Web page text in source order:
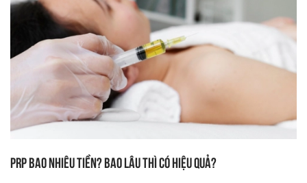
PRP bao nhiêu tiền? Bao lâu thì có hiệu quả?